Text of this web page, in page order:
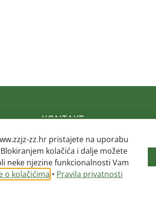
KONTAKT
Adresa: Mokrička 54, 10290
Zaprešić
Telefon: 01 3319 109
Telefax: 01 3319 108
zz.hr pristajete na uporabu
kolačića i dalje možete
neke njezine funkcionalnosti Vam
o kolačićima • Pravila privatnosti